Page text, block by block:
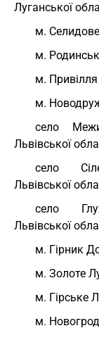
Луганської
м.
м.
м. Привілля
м.
село
Львівської
село
Львівської
село
Львівської
м. Гірник
м. Золоте
м. Гірське
м.